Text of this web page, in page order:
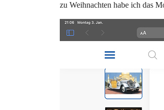
zu Weihnachten habe ich das